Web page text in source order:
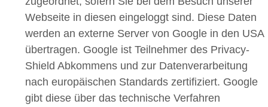
Webseite in diesen eingeloggt sind. Diese Daten
werden an externe Server von Google in den USA
übertragen. Google ist Teilnehmer des Privacy-
Shield Abkommens und zur Datenverarbeitung
nach europäischen Standards zertifiziert. Google
gibt diese über das technische Verfahren